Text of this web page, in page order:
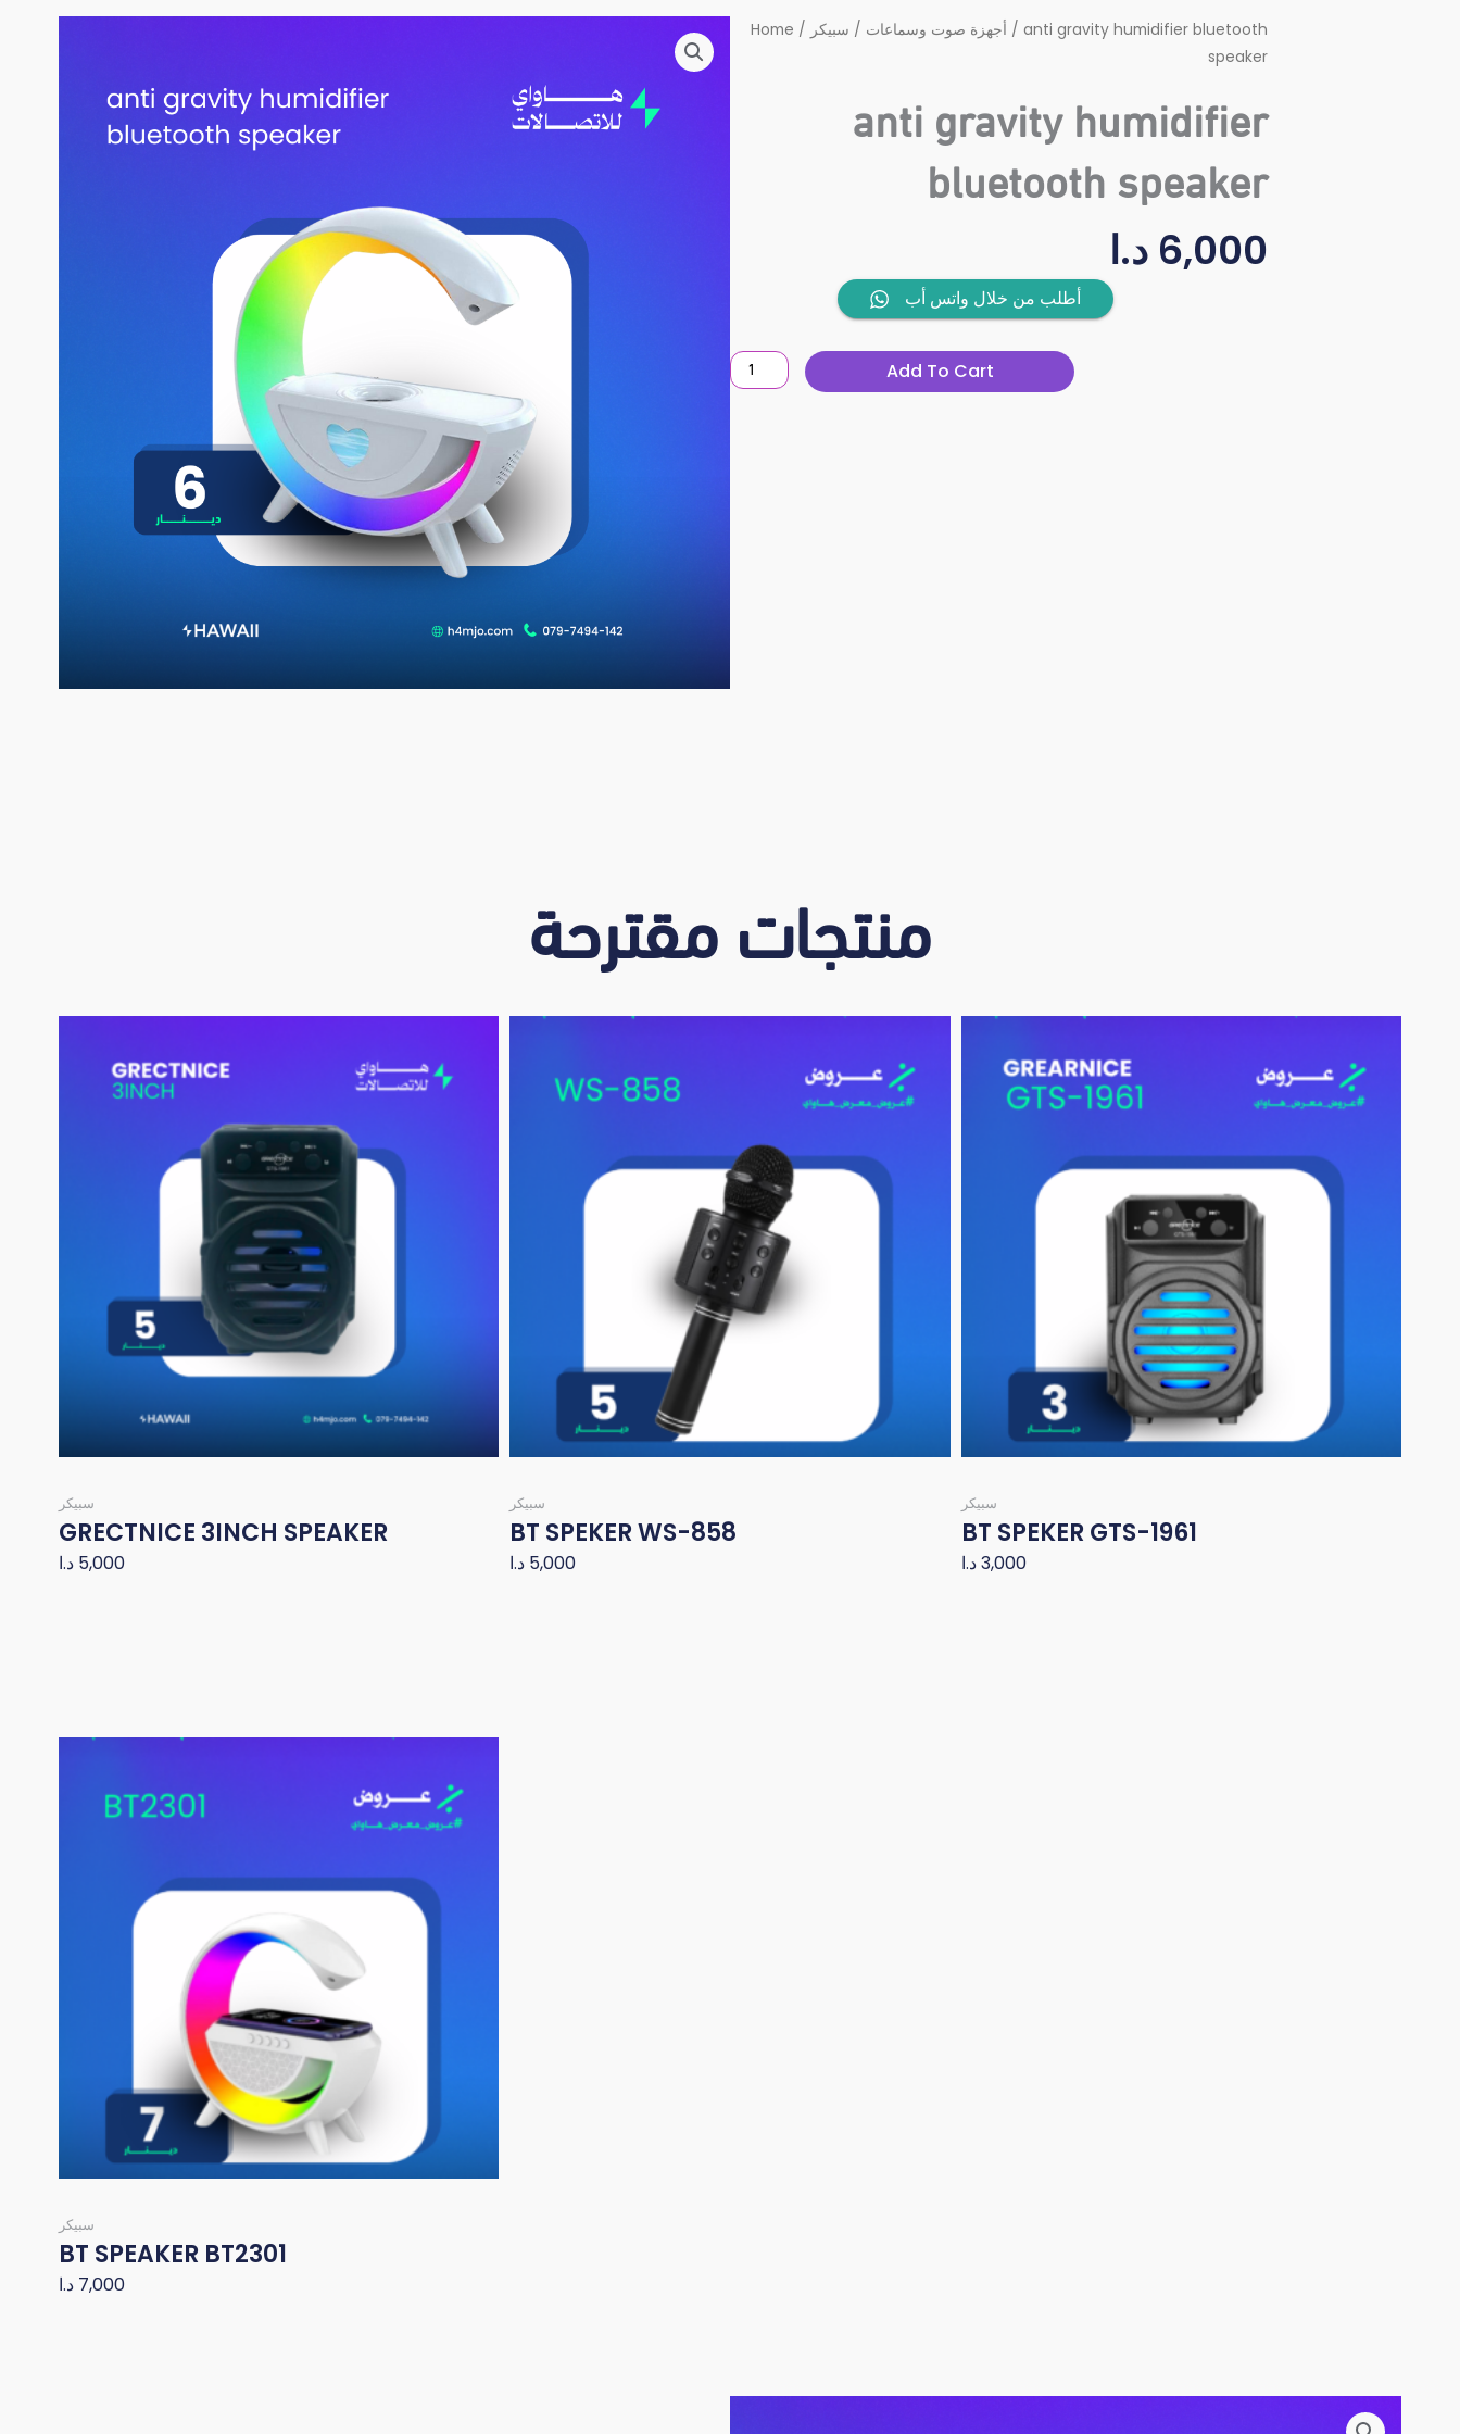
Home / أجهزة صوت وسماعات / سبيكر
/ anti gravity humidifier bluetooth
speaker
anti gravity humidifier
bluetooth speaker
6,000 د.ا
أطلب من خلال واتس أب
humidifier
bluetooth
Add To Cart
منتجات مقترحة
سبيكر
GRECTNICE 3INCH SPEAKER
5,000 د.ا
سبيكر
BT SPEKER WS-858
5,000 د.ا
سبيكر
BT SPEKER GTS-1961
3,000د.ا
سبيكر
BT SPEAKER BT2301
7,000 د.ا